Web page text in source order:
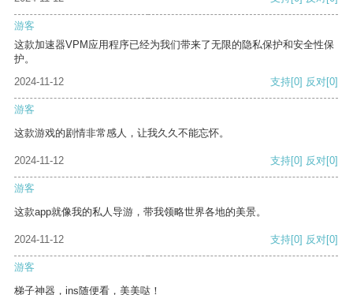
游客
这款加速器VPM应用程序已经为我们带来了无限的隐私保护和安全性保
护。
2024-11-12
支持[0] 反对[0]
游客
这款游戏的剧情非常感人，让我久久不能忘怀。
2024-11-12 支持[0] 反对[0]
游客
这款app就像我的私人导游，带我领略世界各地的美景。
2024-11-12 支持[0] 反对[0]
游客
梯子神器，ins随便看，美美哒！